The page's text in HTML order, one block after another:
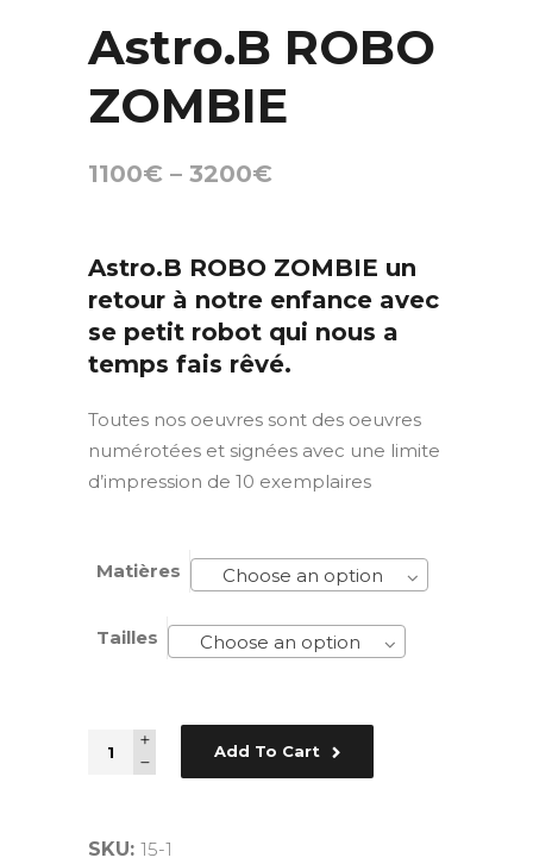
Astro.B ROBO
ZOMBIE
1100€ – 3200€
Astro.B ROBO ZOMBIE un
retour à notre enfance avec
se petit robot qui nous a
temps fais rêvé.
Toutes nos oeuvres sont des oeuvres
numérotées et signées avec une limite
d’impression de 10 exemplaires
Matières Choose an option
Tailles Choose an option
Quantity Add To Cart
SKU: 15-1